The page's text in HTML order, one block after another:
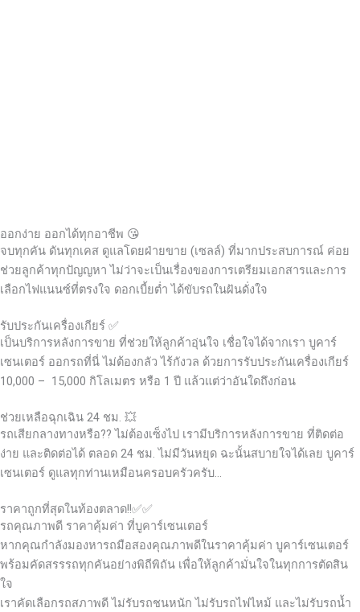
ออกง่าย ออกได้ทุกอาชีพ 😘
จบทุกคัน ดันทุกเคส ดูแลโดยฝ่ายขาย (เซลล์) ที่มากประสบการณ์ ค่อย
ช่วยลูกค้าทุกปัญญหา ไม่ว่าจะเป็นเรื่องของการเตรียมเอกสารและการ
เลือกไฟแนนซ์ที่ตรงใจ ดอกเบี้ยต่ำ ได้ขับรถในฝันดั่งใจ
รับประกันเครื่องเกียร์ ✅
เป็นบริการหลังการขาย ที่ช่วยให้ลูกค้าอุ่นใจ เชื่อใจได้จากเรา บูคาร์
เซนเตอร์ ออกรถที่นี่ ไม่ต้องกลัว ไร้กังวล ด้วยการรับประกันเครื่องเกียร์
10,000 – 15,000 กิโลเมตร หรือ 1 ปี แล้วแต่ว่าอันใดถึงก่อน
ช่วยเหลือฉุกเฉิน 24 ชม. 💥
รถเสียกลางทางหรือ?? ไม่ต้องเซ็งไป เรามีบริการหลังการขาย ที่ติดต่อ
ง่าย และติดต่อได้ ตลอด 24 ชม. ไม่มีวันหยุด ฉะนั้นสบายใจได้เลย บูคาร์
เซนเตอร์ ดูแลทุกท่านเหมือนครอบครัวครับ…
ราคาถูกที่สุดในท้องตลาด!!✅✅
รถคุณภาพดี ราคาคุ้มค่า ที่บูคาร์เซนเตอร์
หากคุณกำลังมองหารถมือสองคุณภาพดีในราคาคุ้มค่า บูคาร์เซนเตอร์
พร้อมคัดสรรรถทุกคันอย่างพิถีพิถัน เพื่อให้ลูกค้ามั่นใจในทุกการตัดสิน
ใจ
เราคัดเลือกรถสภาพดี ไม่รับรถชนหนัก ไม่รับรถไฟไหม้ และไม่รับรถน้ำ